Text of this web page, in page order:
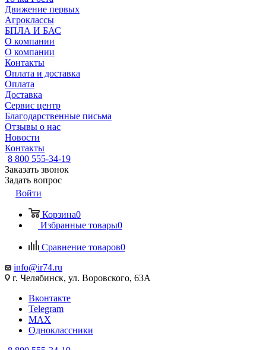
Движение первых
Агроклассы
БПЛА И БАС
О компании
О компании
Контакты
Оплата и доставка
Оплата
Доставка
Сервис центр
Благодарственные письма
Отзывы о нас
Новости
Контакты
8 800 555-34-19
Заказать звонок
Задать вопрос
Войти
Корзина0
Избранные товары0
Сравнение товаров0
info@ir74.ru
г. Челябинск, ул. Воровского, 63А
Вконтакте
Telegram
MAX
Одноклассники